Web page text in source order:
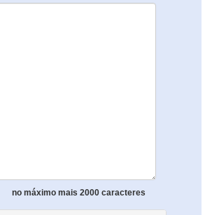
no máximo mais 2000 caracteres